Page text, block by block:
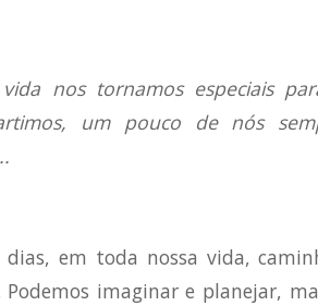
nos tornamos especiais
um pouco de nós
dias, em toda nossa vida,
imaginar e planejar,